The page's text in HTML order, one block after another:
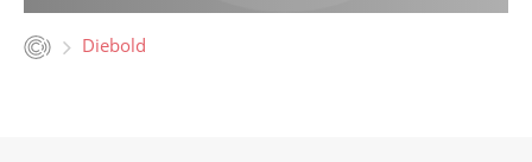
Diebold